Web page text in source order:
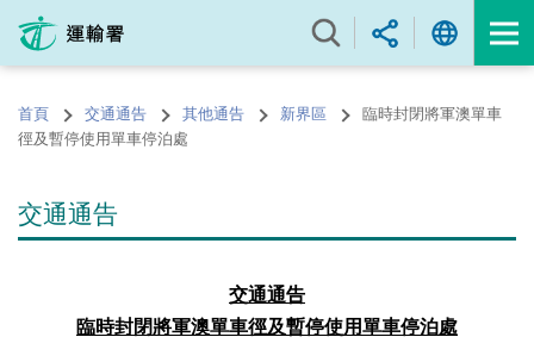
內
的
開
首頁 交通通告 其他通告 新界區
臨時封閉將軍澳單車
徑及暫停使用單車停泊處
交通通告
交通通告
臨時封閉將軍澳單車徑及暫停使用單車停泊處